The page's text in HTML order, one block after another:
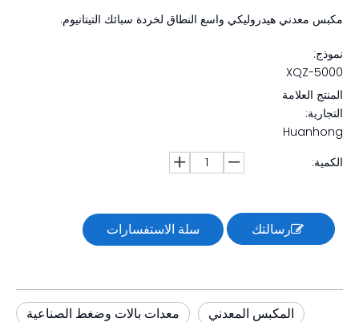
مكبس معدني هيدروليكي واسع النطاق لخردة سبائك التيتانيوم.
نموذج:
XQZ-5000
المنتج العلامة
التجارية:
Huanhong
الكمية:
رسالتك سلة الاستفسارات
معدات بالات وضغط الصناعية المكبس المعدني